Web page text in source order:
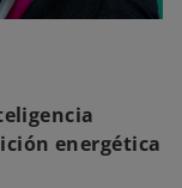
energética